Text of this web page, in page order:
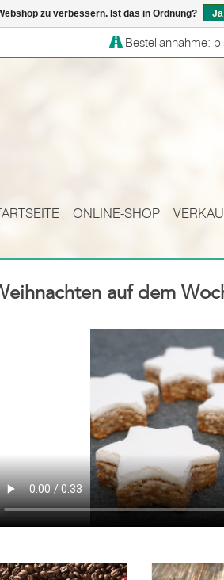
Bestellannahme:
ONLINE-SHOP
auf dem
Saftig,
zu verbessern. Ist das in Ordnung? Ja